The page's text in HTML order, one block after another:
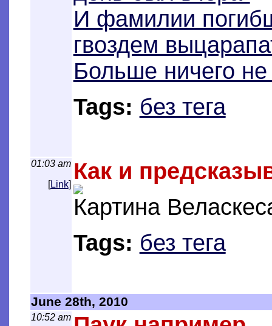
И фамилии
гвоздем
Больше ничего
Tags: без тега
01:03 am
[Link]
Как и
Картина
Tags: без тега
June 28th, 2010
10:52 am